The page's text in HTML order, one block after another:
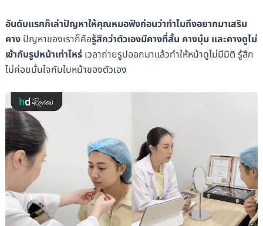
อันดับแรกก็เล่าปัญหาให้คุณหมอฟังก่อนว่าทำไมถึงอยากมาเสริม
คางปัญหาของเราก็คือรู้สึกว่าตัวเองมีคางที่สั้น คางบุ๋ม และคางดูไม่
เข้ากับรูปหน้าเท่าไหร่เวลาถ่ายรูปออกมาแล้วทำให้หน้าดูไม่มีมิติ รู้สึก
ไม่ค่อยมั่นใจกับใบหน้าของตัวเอง